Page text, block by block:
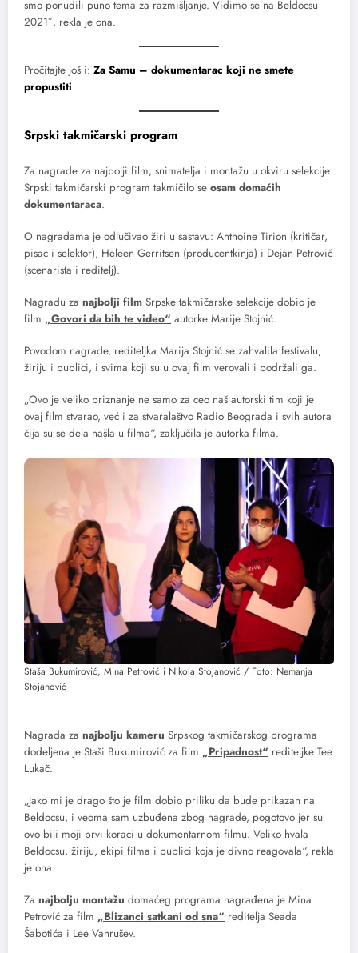
smo ponudili puno tema za razmišljanje. Vidimo se na Beldocsu
2021″, rekla je ona.
Pročitajte još i: Za Samu – dokumentarac koji ne smete
propustiti
Srpski takmičarski program
Za nagrade za najbolji film, snimatelja i montažu u okviru selekcije
Srpski takmičarski program takmičilo se osam domaćih
dokumentaraca.
O nagradama je odlučivao žiri u sastavu: Anthoine Tirion (kritičar,
pisac i selektor), Heleen Gerritsen (producentkinja) i Dejan Petrović
(scenarista i reditelj).
Nagradu za najbolji film Srpske takmičarske selekcije dobio je
film „Govori da bih te video“ autorke Marije Stojnić.
Povodom nagrade, rediteljka Marija Stojnić se zahvalila festivalu,
žiriju i publici, i svima koji su u ovaj film verovali i podržali ga.
„Ovo je veliko priznanje ne samo za ceo naš autorski tim koji je
ovaj film stvarao, već i za stvaralaštvo Radio Beograda i svih autora
čija su se dela našla u filma“, zaključila je autorka filma.
Staša Bukumirović, Mina Petrović i Nikola Stojanović / Foto: Nemanja
Stojanović
Nagrada za najbolju kameru Srpskog takmičarskog programa
dodeljena je Staši Bukumirović za film „Pripadnost“ rediteljke Tee
Lukač.
„Jako mi je drago što je film dobio priliku da bude prikazan na
Beldocsu, i veoma sam uzbuđena zbog nagrade, pogotovo jer su
ovo bili moji prvi koraci u dokumentarnom filmu. Veliko hvala
Beldocsu, žiriju, ekipi filma i publici koja je divno reagovala“, rekla
je ona.
Za najbolju montažu domaćeg programa nagrađena je Mina
Petrović za film „Blizanci satkani od sna“ reditelja Seada
Šabotića i Lee Vahrušev.